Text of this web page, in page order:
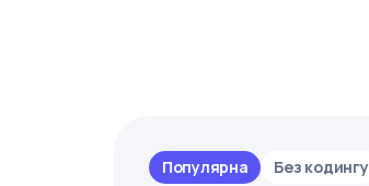
Популярна Без кодингу